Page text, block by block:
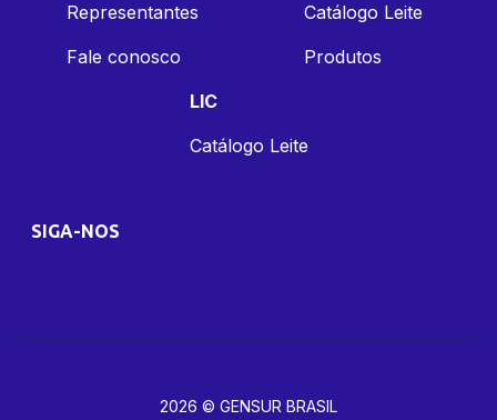
Representantes
Fale conosco
Catálogo Leite
Produtos
LIC
Catálogo Leite
SIGA-NOS
2026 © GENSUR BRASIL